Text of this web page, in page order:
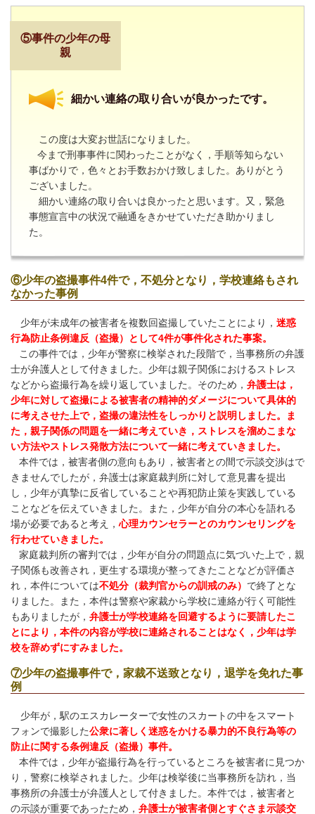
⑤事件の少年の母
親
細かい連絡の取り合いが良かったです。
この度は大変お世話になりました。
今まで刑事事件に関わったことがなく，手順等知らない
事ばかりで，色々とお手数おかけ致しました。ありがとう
ございました。
細かい連絡の取り合いは良かったと思います。又，緊急
事態宣言中の状況で融通をきかせていただき助かりまし
た。
⑥少年の盗撮事件4件で，不処分となり，学校連絡もされ
なかった事例
少年が未成年の被害者を複数回盗撮していたことにより， 迷惑
行為防止条例違反（盗撮）として4件が事件化された事案。
この事件では，少年が警察に検挙された段階で，当事務所の弁護
士が弁護人として付きました。少年は親子関係におけるストレス
などから盗撮行為を繰り返していました。そのため， 弁護士は，
少年に対して盗撮による被害者の精神的ダメージについて具体的
に考えさせた上で，盗撮の違法性をしっかりと説明しました。ま
た，親子関係の問題を一緒に考えていき，ストレスを溜めこまな
い方法やストレス発散方法について一緒に考えていきました。
本件では，被害者側の意向もあり，被害者との間で示談交渉はで
きませんでしたが，弁護士は家庭裁判所に対して意見書を提出
し，少年が真摯に反省していることや再犯防止策を実践している
ことなどを伝えていきました。また，少年が自分の本心を語れる
場が必要であると考え， 心理カウンセラーとのカウンセリングを
行わせていきました。
家庭裁判所の審判では，少年が自分の問題点に気づいた上で，親
子関係も改善され，更生する環境が整ってきたことなどが評価さ
れ，本件については不処分（裁判官からの訓戒のみ） で終了とな
りました。また，本件は警察や家裁から学校に連絡が行く可能性
もありましたが， 弁護士が学校連絡を回避するように要請したこ
とにより，本件の内容が学校に連絡されることはなく，少年は学
校を辞めずにすみました。
⑦少年の盗撮事件で，家裁不送致となり，退学を免れた事
例
少年が，駅のエスカレーターで女性のスカートの中をスマート
フォンで撮影した公衆に著しく迷惑をかける暴力的不良行為等の
防止に関する条例違反（盗撮） 事件。
本件では，少年が盗撮行為を行っているところを被害者に見つか
り，警察に検挙されました。少年は検挙後に当事務所を訪れ，当
事務所の弁護士が弁護人として付きました。本件では，被害者と
の示談が重要であったため， 弁護士が被害者側とすぐさま示談交